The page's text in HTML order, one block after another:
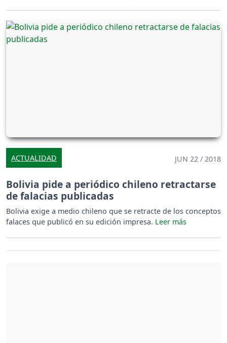
ACTUALIDAD JUN 22 / 2018
Bolivia pide a periódico chileno retractarse
de falacias publicadas
Bolivia exige a medio chileno que se retracte de los conceptos
falaces que publicó en su edición impresa.